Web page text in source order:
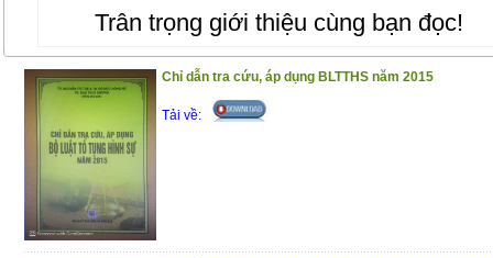
Trân trọng giới thiệu cùng bạn đọc!
Chỉ dẫn tra cứu, áp dụng BLTTHS năm 2015
Tải về: